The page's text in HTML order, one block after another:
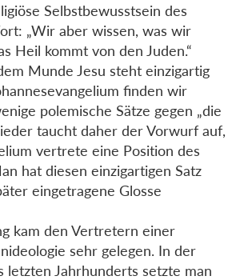
Selbstbewusstsein des
„Wir aber wissen, was wir
Heil kommt von den Juden.“
Munde Jesu steht einzigartig
finden wir
polemische Sätze gegen „die
taucht daher der Vorwurf auf,
vertrete eine Position des
hat diesen einzigartigen Satz
eingetragene Glosse
kam den Vertretern einer
sehr gelegen. In der
letzten Jahrhunderts setzte man